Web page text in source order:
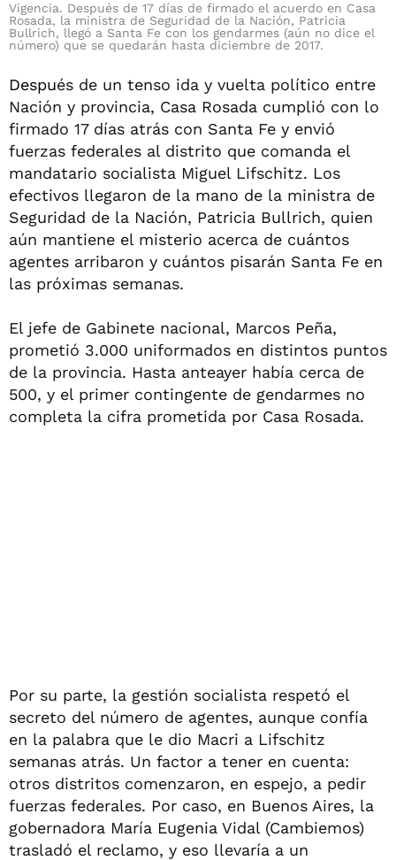
Vigencia. Después de 17 días de firmado el acuerdo en Casa
Rosada, la ministra de Seguridad de la Nación, Patricia
Bullrich, llegó a Santa Fe con los gendarmes (aún no dice el
número) que se quedarán hasta diciembre de 2017.
Después de un tenso ida y vuelta político entre
Nación y provincia, Casa Rosada cumplió con lo
firmado 17 días atrás con Santa Fe y envió
fuerzas federales al distrito que comanda el
mandatario socialista Miguel Lifschitz. Los
efectivos llegaron de la mano de la ministra de
Seguridad de la Nación, Patricia Bullrich, quien
aún mantiene el misterio acerca de cuántos
agentes arribaron y cuántos pisarán Santa Fe en
las próximas semanas.
El jefe de Gabinete nacional, Marcos Peña,
prometió 3.000 uniformados en distintos puntos
de la provincia. Hasta anteayer había cerca de
500, y el primer contingente de gendarmes no
completa la cifra prometida por Casa Rosada.
Por su parte, la gestión socialista respetó el
secreto del número de agentes, aunque confía
en la palabra que le dio Macri a Lifschitz
semanas atrás. Un factor a tener en cuenta:
otros distritos comenzaron, en espejo, a pedir
fuerzas federales. Por caso, en Buenos Aires, la
gobernadora María Eugenia Vidal (Cambiemos)
trasladó el reclamo, y eso llevaría a un